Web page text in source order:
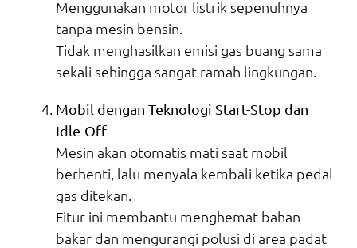
Menggunakan motor listrik sepenuhnya
tanpa mesin bensin.
Tidak menghasilkan emisi gas buang sama
sekali sehingga sangat ramah lingkungan.
Mobil dengan Teknologi Start-Stop dan
Idle-Off
Mesin akan otomatis mati saat mobil
berhenti, lalu menyala kembali ketika pedal
gas ditekan.
Fitur ini membantu menghemat bahan
bakar dan mengurangi polusi di area padat